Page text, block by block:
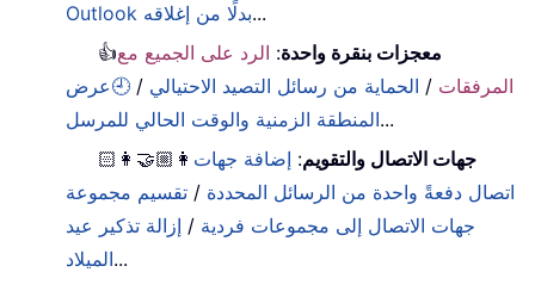
Outlook بدلًا من إغلاقه...
👍
معجزات بنقرة واحدة: الرد على الجميع مع
المرفقات / الحماية من رسائل التصيد الاحتيالي / 🕘عرض
المنطقة الزمنية والوقت الحالي للمرسل...
👩🏼‍🤝‍👩🏻
جهات الاتصال والتقويم: إضافة جهات
اتصال دفعةً واحدة من الرسائل المحددة / تقسيم مجموعة
جهات الاتصال إلى مجموعات فردية / إزالة تذكير عيد
الميلاد...